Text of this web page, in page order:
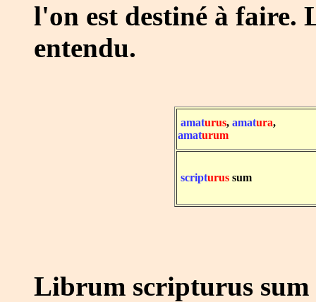
l'on est destiné à faire.
entendu.
amaturus, amatura,
amaturum
scripturus sum
Librum scripturus sum